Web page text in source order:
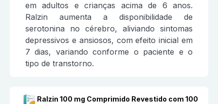
em adultos e crianças acima de 6 anos.
Ralzin aumenta a disponibilidade de
serotonina no cérebro, aliviando sintomas
depressivos e ansiosos, com efeito inicial em
7 dias, variando conforme o paciente e o
tipo de transtorno.
Ralzin 100 mg Comprimido Revestido com 100